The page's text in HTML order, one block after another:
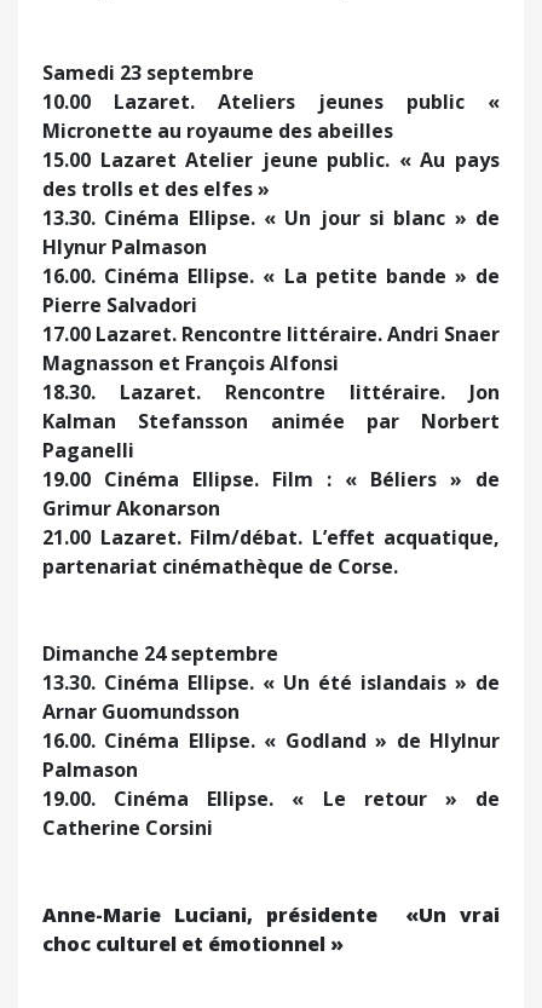
Samedi 23 septembre
10.00 Lazaret. Ateliers jeunes public «
Micronette au royaume des abeilles
15.00 Lazaret Atelier jeune public. « Au pays
des trolls et des elfes »
13.30. Cinéma Ellipse. « Un jour si blanc » de
Hlynur Palmason
16.00. Cinéma Ellipse. « La petite bande » de
Pierre Salvadori
17.00 Lazaret. Rencontre littéraire. Andri Snaer
Magnasson et François Alfonsi
18.30. Lazaret. Rencontre littéraire. Jon
Kalman Stefansson animée par Norbert
Paganelli
19.00 Cinéma Ellipse. Film : « Béliers » de
Grimur Akonarson
21.00 Lazaret. Film/débat. L’effet acquatique,
partenariat cinémathèque de Corse.
Dimanche 24 septembre
13.30. Cinéma Ellipse. « Un été islandais » de
Arnar Guomundsson
16.00. Cinéma Ellipse. « Godland » de Hlylnur
Palmason
19.00. Cinéma Ellipse. « Le retour » de
Catherine Corsini
Anne-Marie Luciani, présidente «Un vrai
choc culturel et émotionnel »